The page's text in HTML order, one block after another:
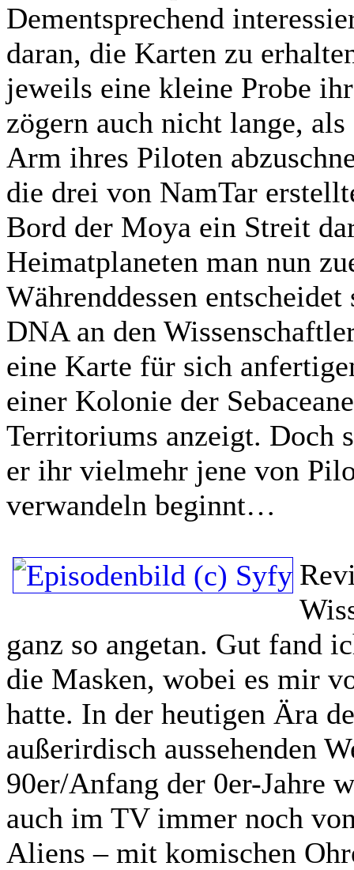
Dementsprechend
daran, die Karten zu
jeweils eine kleine Probe
zögern auch nicht lange,
Arm ihres Piloten
die drei von NamTar
Bord der Moya ein Streit
Heimatplaneten man nun
Währenddessen
DNA an den
eine Karte für sich
einer Kolonie der
Territoriums anzeigt. Doch
er ihr vielmehr jene von
verwandeln beginnt…
ganz so angetan. Gut fand
die Masken, wobei es mir
hatte. In der heutigen Ära
außerirdisch aussehenden
90er/Anfang der 0er-Jahre
auch im TV immer noch
Aliens – mit komischen